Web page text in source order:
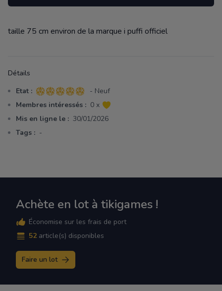
Description
taille 75 cm environ de la marque i puffi officiel
Détails
Etat : 5 sur 5 étoiles
- Neuf
Membres intéressés : 0 x
Mis en ligne le : 30/01/2026
Tags : -
Achète en lot à tikigames !
Économise sur les frais de port
52 article(s) disponibles
Faire un lot